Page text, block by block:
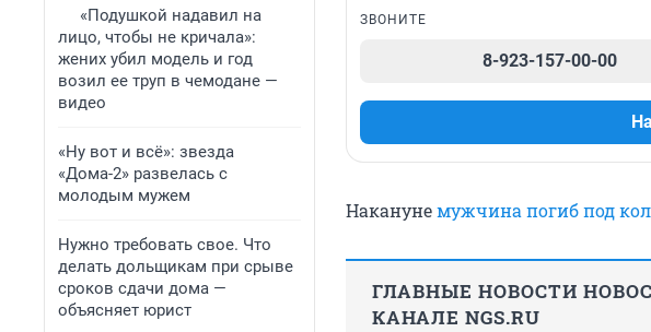
«Подушкой надавил на
лицо, чтобы не кричала»:
жених убил модель и год
возил ее труп в чемодане —
видео
«Ну вот и всё»: звезда
«Дома-2» развелась с
молодым мужем
Нужно требовать свое. Что
делать дольщикам при срыве
сроков сдачи дома —
объясняет юрист
ЗВОНИТЕ
8-923-157-00-00
Наканунемужчина погиб под
ГЛАВНЫЕ НОВОСТИ
КАНАЛЕ NGS.RU